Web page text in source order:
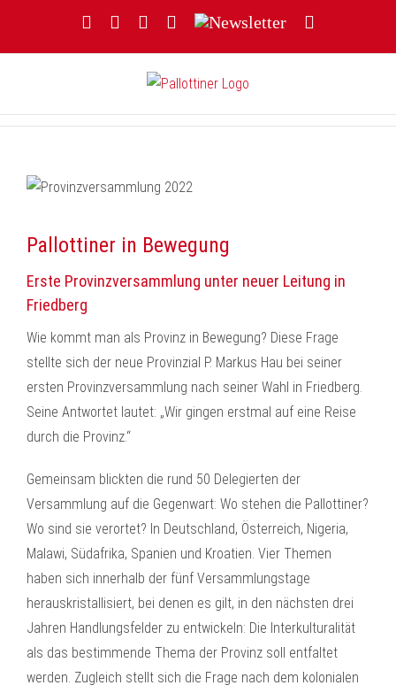
FacebookYouTubeInstagram
Threads
Newsletter
Pallottiner in Bewegung
Erste Provinzversammlung unter neuer Leitung in
Friedberg
Wie kommt man als Provinz in Bewegung? Diese Frage
stellte sich der neue Provinzial P. Markus Hau bei seiner
ersten Provinzversammlung nach seiner Wahl in Friedberg.
Seine Antwortet lautet: „Wir gingen erstmal auf eine Reise
durch die Provinz.“
Gemeinsam blickten die rund 50 Delegierten der
Versammlung auf die Gegenwart: Wo stehen die Pallottiner?
Wo sind sie verortet? In Deutschland, Österreich, Nigeria,
Malawi, Südafrika, Spanien und Kroatien. Vier Themen
haben sich innerhalb der fünf Versammlungstage
herauskristallisiert, bei denen es gilt, in den nächsten drei
Jahren Handlungsfelder zu entwickeln: Die Interkulturalität
als das bestimmende Thema der Provinz soll entfaltet
werden. Zugleich stellt sich die Frage nach dem kolonialen